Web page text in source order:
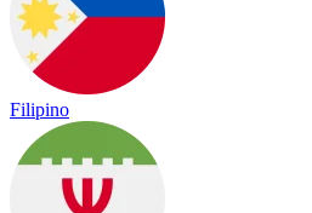
Filipino